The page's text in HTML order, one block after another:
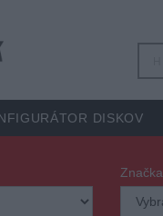
Značka
DISKOV